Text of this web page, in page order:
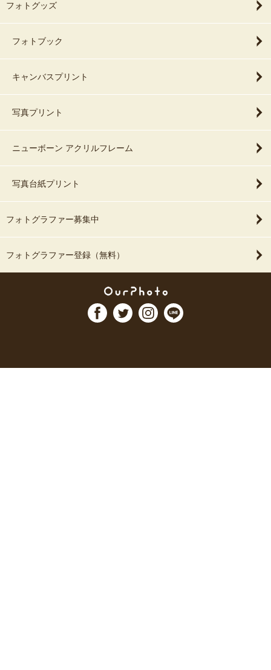
フォトグッズ
フォトブック
キャンバスプリント
写真プリント
ニューボーン アクリルフレーム
写真台紙プリント
フォトグラファー募集中
フォトグラファー登録（無料）